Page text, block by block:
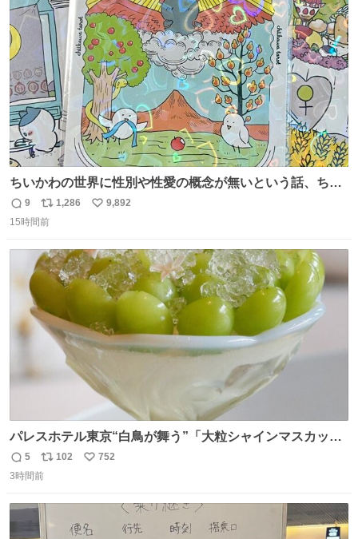
ト
数
数
ちいかわの世界に性別や性愛の概念が無いという話、ちい
かわタロットでも恋人・女帝・女教皇あたりは性別を意識
させないように描かれてるんだよね。かなり徹底している
返
信
9
リ
ポ
ト
数
1,286
い
数
9,892
15時間前
パレスホテル東京“白鳥が舞う”「大粒シャインマスカット
パフェ」キラキラ輝く水面ジュレ添え - fashion-
press.net/news/149567
返
信
5
リ
ポ
ト
数
102
い
752
3時間前